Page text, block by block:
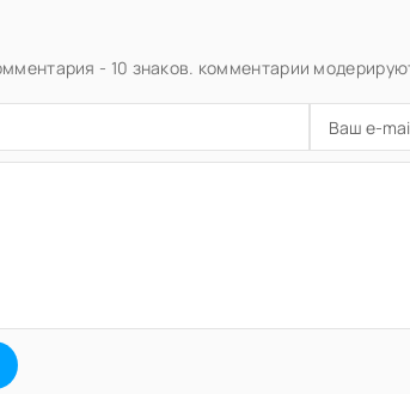
- 10 знаков. комментарии